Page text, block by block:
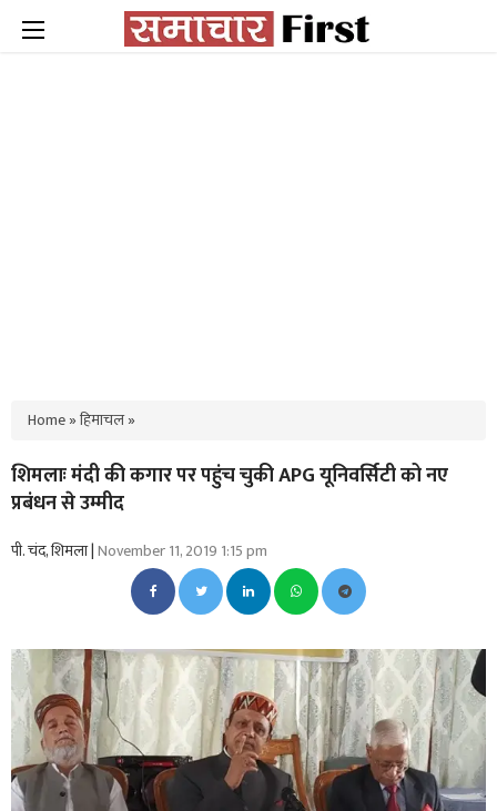
Home»हिमाचल»
शिमलाः मंदी की कगार पर पहुंच चुकी APG यूनिवर्सिटी को नए
प्रबंधन से उम्मीद
पी. चंद, शिमला |November 11, 2019 1:15 pm